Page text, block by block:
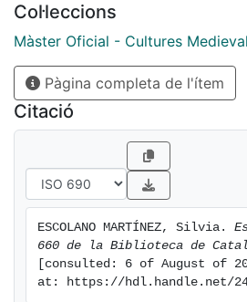
Col·leccions
Màster Oficial - Cultures
Pàgina completa de l'ítem
Citació
ESCOLANO MARTÍNEZ, Silvia.
660 de la Biblioteca de
[consulted: 6 of August of
at: https://hdl.handle.net/